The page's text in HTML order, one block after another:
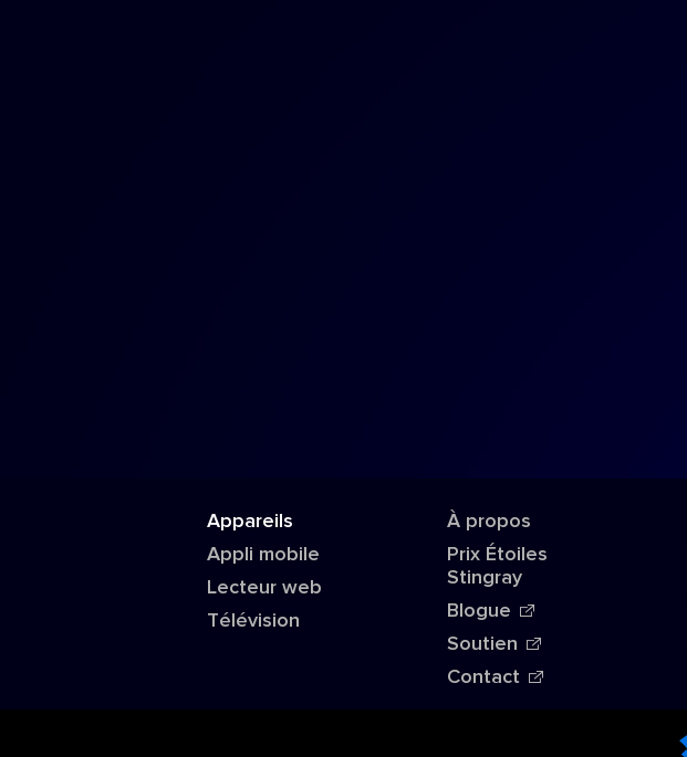
Appareils
Appli mobile
Lecteur web
Télévision
À propos
Prix Étoiles
Stingray
Blogue
Soutien
Contact